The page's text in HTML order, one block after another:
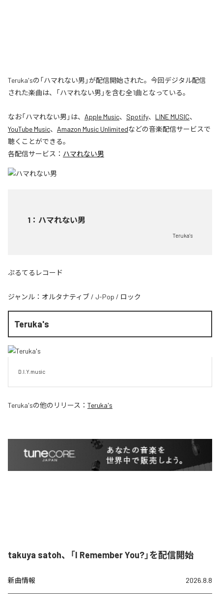
Teruka'sの「ハマれない男」が配信開始された。今回デジタル配信
された楽曲は、「ハマれない男」を含む全1曲となっている。
なお「ハマれない男 」は、 Apple Music、 Spotify、 LINE MUSIC、
YouTube Music、 Amazon Music Unlimitedなどの音楽配信サービスで
聴くことができる。
各配信サービス： ハマれない男
1 ： ハマれない男
Teruka's
ぷるてるレコード
ジャンル： オルタナティブ / J-Pop / ロック
Teruka's
D.I.Y.music
Teruka'sの他のリリース： Teruka's
takuya satoh、「I Remember You?」を配信開始
新曲情報 2026.8.8